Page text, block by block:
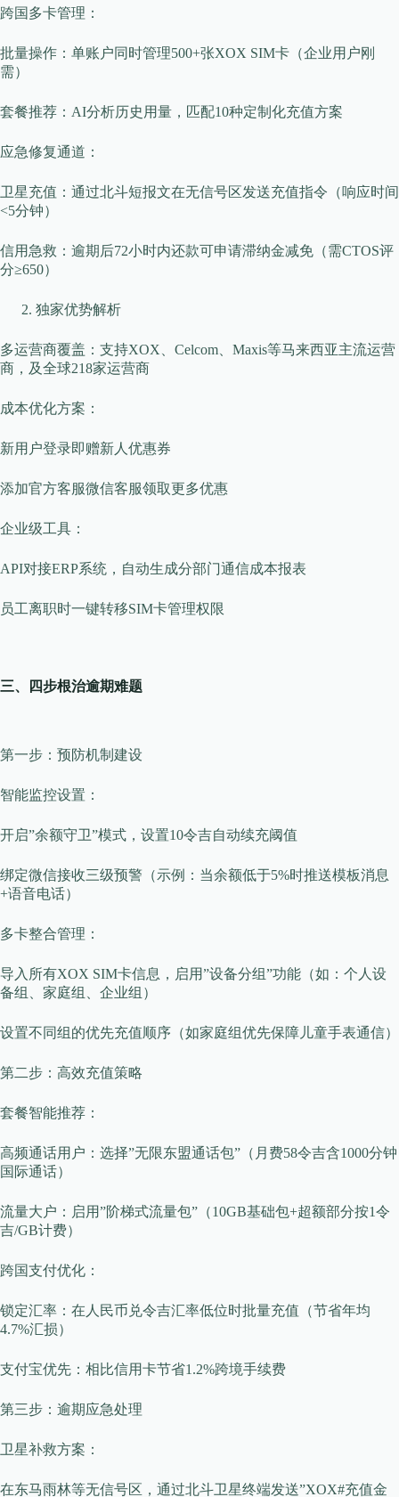
​​跨国多卡管理​​：
批量操作：单账户同时管理500+张XOX SIM卡（企业用户刚
需）
套餐推荐：AI分析历史用量，匹配10种定制化充值方案
​​应急修复通道​​：
卫星充值：通过北斗短报文在无信号区发送充值指令（响应时间
<5分钟）
信用急救：逾期后72小时内还款可申请滞纳金减免（需CTOS评
分≥650）
独家优势解析
​​多运营商覆盖​​：支持XOX、Celcom、Maxis等马来西亚主流运营
商，及全球218家运营商
​​成本优化方案​​：
新用户登录即赠新人优惠券
添加官方客服微信客服领取更多优惠
​​企业级工具​​：
API对接ERP系统，自动生成分部门通信成本报表
员工离职时一键转移SIM卡管理权限
三、四步根治逾期难题
第一步：预防机制建设
​​智能监控设置​​：
开启”余额守卫”模式，设置10令吉自动续充阈值
绑定微信接收三级预警（示例：当余额低于5%时推送模板消息
+语音电话）
​​多卡整合管理​​：
导入所有XOX SIM卡信息，启用”设备分组”功能（如：个人设
备组、家庭组、企业组）
设置不同组的优先充值顺序（如家庭组优先保障儿童手表通信）
第二步：高效充值策略
​​套餐智能推荐​​：
高频通话用户：选择”无限东盟通话包”（月费58令吉含1000分钟
国际通话）
流量大户：启用”阶梯式流量包”（10GB基础包+超额部分按1令
吉/GB计费）
​​跨国支付优化​​：
锁定汇率：在人民币兑令吉汇率低位时批量充值（节省年均
4.7%汇损）
支付宝优先：相比信用卡节省1.2%跨境手续费
第三步：逾期应急处理
​​卫星补救方案​​：
在东马雨林等无信号区，通过北斗卫星终端发送”XOX#充值金